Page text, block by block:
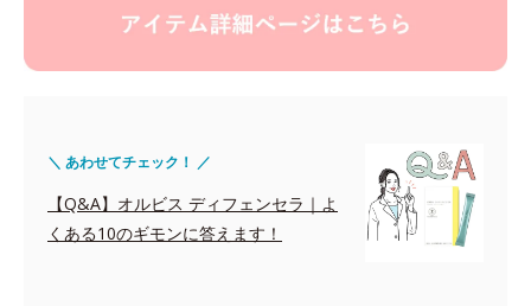
＼ あわせてチェック！ ／
【Q&A】オルビス ディフェンセラ｜よ
くある10のギモンに答えます！